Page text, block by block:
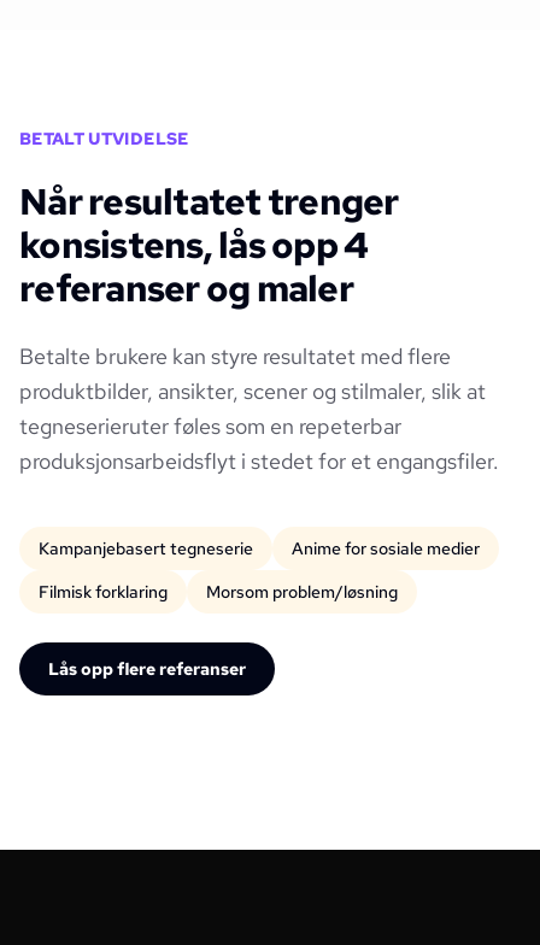
BETALT UTVIDELSE
Når resultatet trenger
konsistens, lås opp 4
referanser og maler
Betalte brukere kan styre resultatet med flere
produktbilder, ansikter, scener og stilmaler, slik at
tegneserieruter føles som en repeterbar
produksjonsarbeidsflyt i stedet for et engangsfiler.
Kampanjebasert tegneserie
Anime for sosiale medier
Filmisk forklaring
Morsom problem/løsning
Lås opp flere referanser